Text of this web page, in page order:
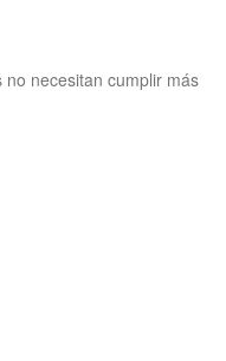
necesitan cumplir más